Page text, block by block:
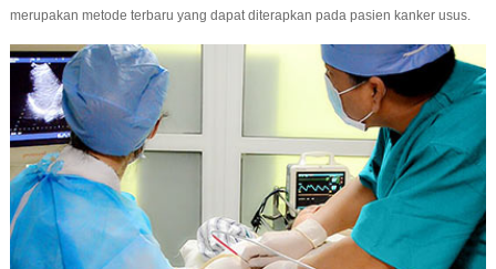
merupakan metode terbaru yang dapat diterapkan pada pasien kanker usus.